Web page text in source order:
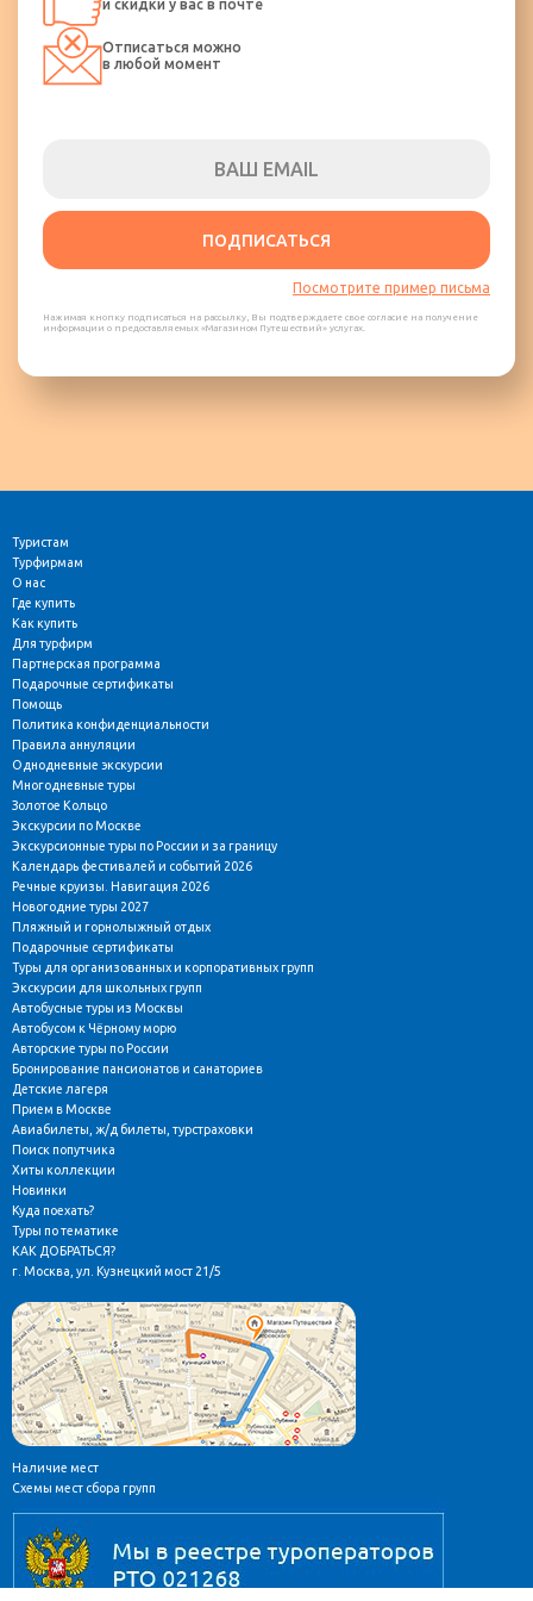
и скидки у вас в почте
Отписаться можно
в любой момент
ПОДПИСАТЬСЯ
Посмотрите пример письма
Нажимая кнопку подписаться на рассылку, Вы подтверждаете свое согласие на получение
информации о предоставляемых «Магазином Путешествий» услугах.
Туристам
Турфирмам
О нас
Где купить
Как купить
Для турфирм
Партнерская программа
Подарочные сертификаты
Помощь
Политика конфиденциальности
Правила аннуляции
Однодневные экскурсии
Многодневные туры
Золотое Кольцо
Экскурсии по Москве
Экскурсионные туры по России и за границу
Календарь фестивалей и событий 2026
Речные круизы. Навигация 2026
Новогодние туры 2027
Пляжный и горнолыжный отдых
Подарочные сертификаты
Туры для организованных и корпоративных групп
Экскурсии для школьных групп
Автобусные туры из Москвы
Автобусом к Чёрному морю
Авторские туры по России
Бронирование пансионатов и санаториев
Детские лагеря
Прием в Москве
Авиабилеты, ж/д билеты, турстраховки
Поиск попутчика
Хиты коллекции
Новинки
Куда поехать?
Туры по тематике
КАК ДОБРАТЬСЯ?
г. Москва, ул. Кузнецкий мост 21/5
Наличие мест
Схемы мест сбора групп